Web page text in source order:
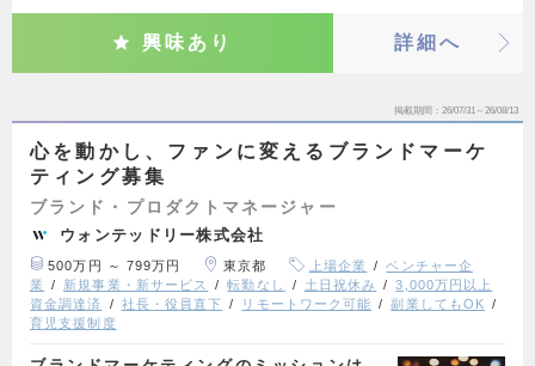
興味あり 詳細へ
掲載期間 26/07/31～26/08/13
心を動かし、ファンに変えるブランドマーケ
ティング募集
ブランド・プロダクトマネージャー
ウォンテッドリー株式会社
500万円 ～ 799万円 東京都 上場企業
ベンチャー企
業
新規事業・新サービス 転勤なし 土日祝休み
3,000万円以上
資金調達済
社長・役員直下 リモートワーク可能
副業してもOK
育児支援制度